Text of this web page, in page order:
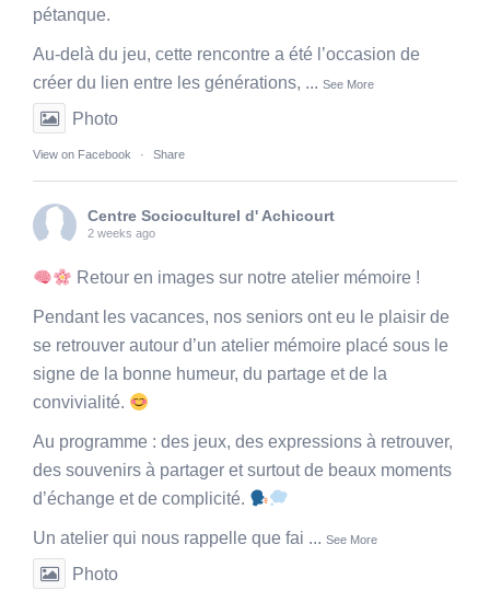
pétanque.
Au-delà du jeu, cette rencontre a été l’occasion de
créer du lien entre les générations, ... See More
Photo
View on Facebook · Share
Centre Socioculturel d' Achicourt
2 weeks ago
Retour en images sur notre atelier mémoire !
Pendant les vacances, nos seniors ont eu le plaisir de
se retrouver autour d’un atelier mémoire placé sous le
signe de la bonne humeur, du partage et de la
convivialité.
Au programme : des jeux, des expressions à retrouver,
des souvenirs à partager et surtout de beaux moments
d’échange et de complicité.
Un atelier qui nous rappelle que fai ... See More
Photo